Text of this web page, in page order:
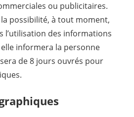
ou publicitaires.
la possibilité, à tout moment,
l’utilisation des informations
elle informera la personne
de 8 jours ouvrés pour